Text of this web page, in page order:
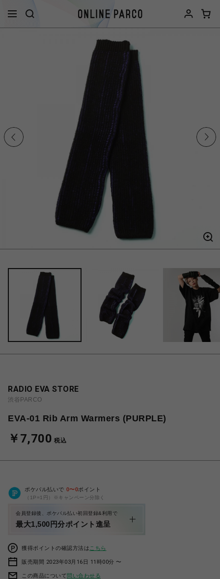
RADIO EVA STORE
渋谷PARCO
EVA-01 Rib Arm Warmers (PURPLE)
￥7,700 税込
ポケパル払いで 0〜0ポイント
（1P=1円）※キャンペーン分除く
会員登録後、ポケパル払い初回登録&利用で
最大1,500円分ポイント進呈
獲得ポイントの確認方法は こちら
販売期間 2023年03月16日 11時00分 〜
この商品について問い合わせる